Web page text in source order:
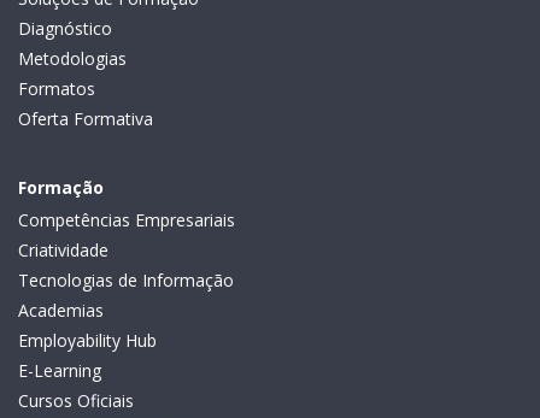
Diagnóstico
Metodologias
Formatos
Oferta Formativa
Formação
Competências Empresariais
Criatividade
Tecnologias de Informação
Academias
Employability Hub
E-Learning
Cursos Oficiais